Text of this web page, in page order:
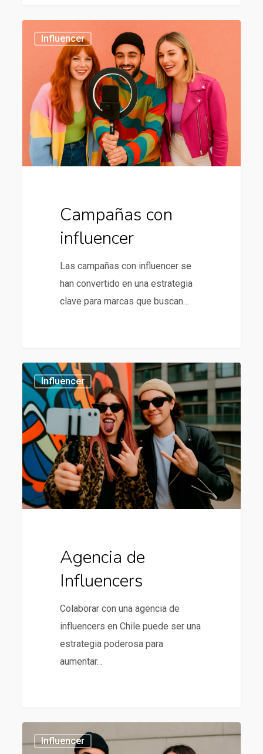
con
influencer
Influencer
Campañas con
influencer
Las campañas con influencer se
han convertido en una estrategia
clave para marcas que buscan…
434
Agencia
de
Influencers
Influencer
Agencia de
Influencers
Colaborar con una agencia de
influencers en Chile puede ser una
estrategia poderosa para
aumentar…
Marketing
Influencer 434